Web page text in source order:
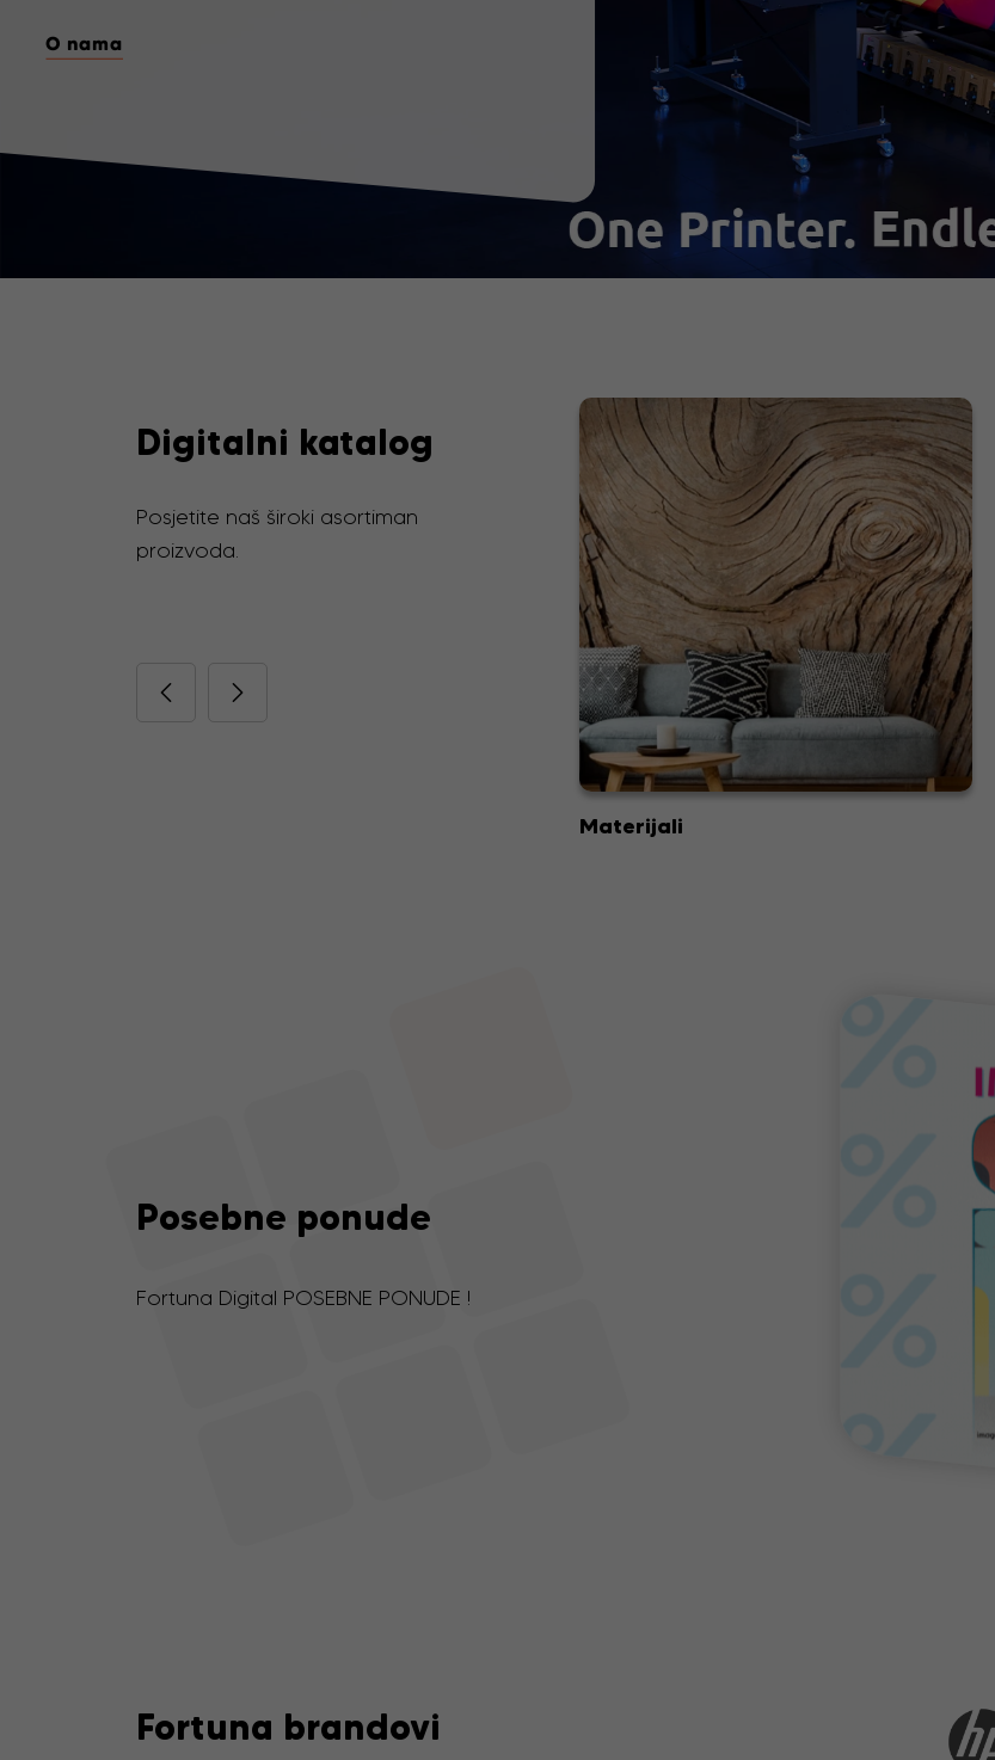
O nama
O nama
O nama
O nama
O nama
O nama
O nama
Digitalni katalog
Posjetite naš široki asortiman
proizvoda.
Materijali
Posebne ponude
Fortuna Digital POSEBNE PONUDE !
Fortuna brandovi